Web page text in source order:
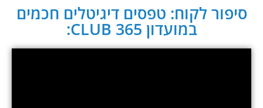
סיפור לקוח: טפסים דיגיטלים חכמים
במועדון CLUB 365: